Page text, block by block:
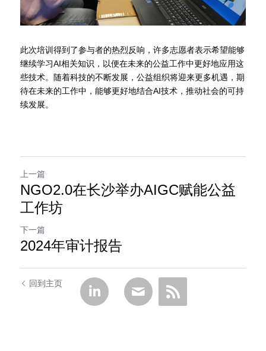
此次培训得到了参与者的热烈反响，许多志愿者表示希望能够
继续学习AI相关知识，以便在未来的公益工作中更好地应用这
些技术。随着科技的不断发展，公益组织将迎来更多机遇，期
待在未来的工作中，能够更好地结合AI技术，推动社会的可持
续发展。
上一篇
NGO2.0在长沙举办AIGC赋能公益
工作坊
下一篇
2024年审计报告
回到主页